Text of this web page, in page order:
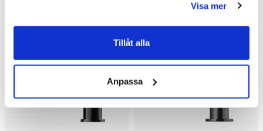
Visa mer
Tillåt alla
Anpassa